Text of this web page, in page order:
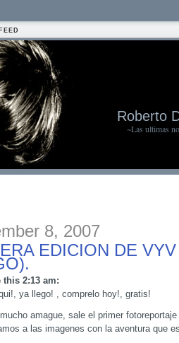
Roberto
~Las ultimas
8, 2007
EDICION DE
this 2:13 am:
ya llego! , comprelo hoy!, gratis!
mucho amague, sale el primer
a las imagenes con la aventura que